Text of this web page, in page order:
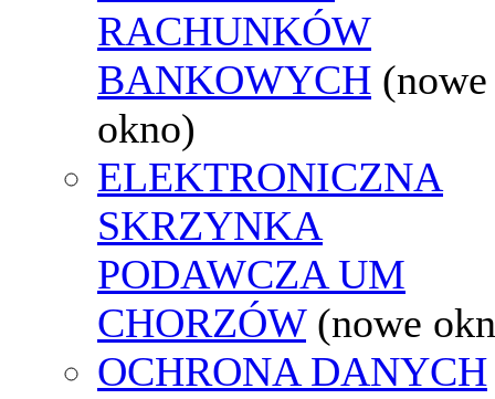
RACHUNKÓW
BANKOWYCH (nowe
okno)
ELEKTRONICZNA
SKRZYNKA
PODAWCZA UM
CHORZÓW (nowe
OCHRONA DANYCH